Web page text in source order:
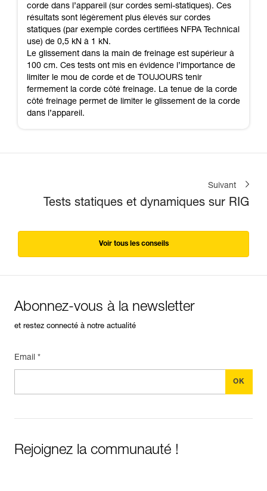
corde dans l’appareil (sur cordes semi-statiques). Ces
résultats sont légèrement plus élevés sur cordes
statiques (par exemple cordes certifiées NFPA Technical
use) de 0,5 kN à 1 kN.
Le glissement dans la main de freinage est supérieur à
100 cm. Ces tests ont mis en évidence l’importance de
limiter le mou de corde et de TOUJOURS tenir
fermement la corde côté freinage. La tenue de la corde
côté freinage permet de limiter le glissement de la corde
dans l’appareil.
Suivant
Tests statiques et dynamiques sur RIG
Voir tous les conseils
Abonnez-vous à la newsletter
et restez connecté à notre actualité
Email *
Rejoignez la communauté !